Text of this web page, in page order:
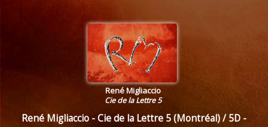
René Migliaccio
Cie de la Lettre 5
René Migliaccio - Cie de la Lettre 5 (Montréal) / 5D -